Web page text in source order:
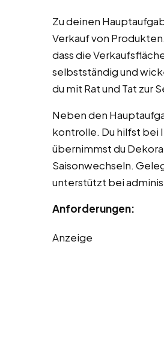
Zu deinen
Verkauf von
dass die
selbstständig und
du mit Rat und Tat zur
Neben den
kontrolle. Du hilfst bei
übernimmst du
Saisonwechseln.
unterstützt bei
Anforderungen:
Anzeige